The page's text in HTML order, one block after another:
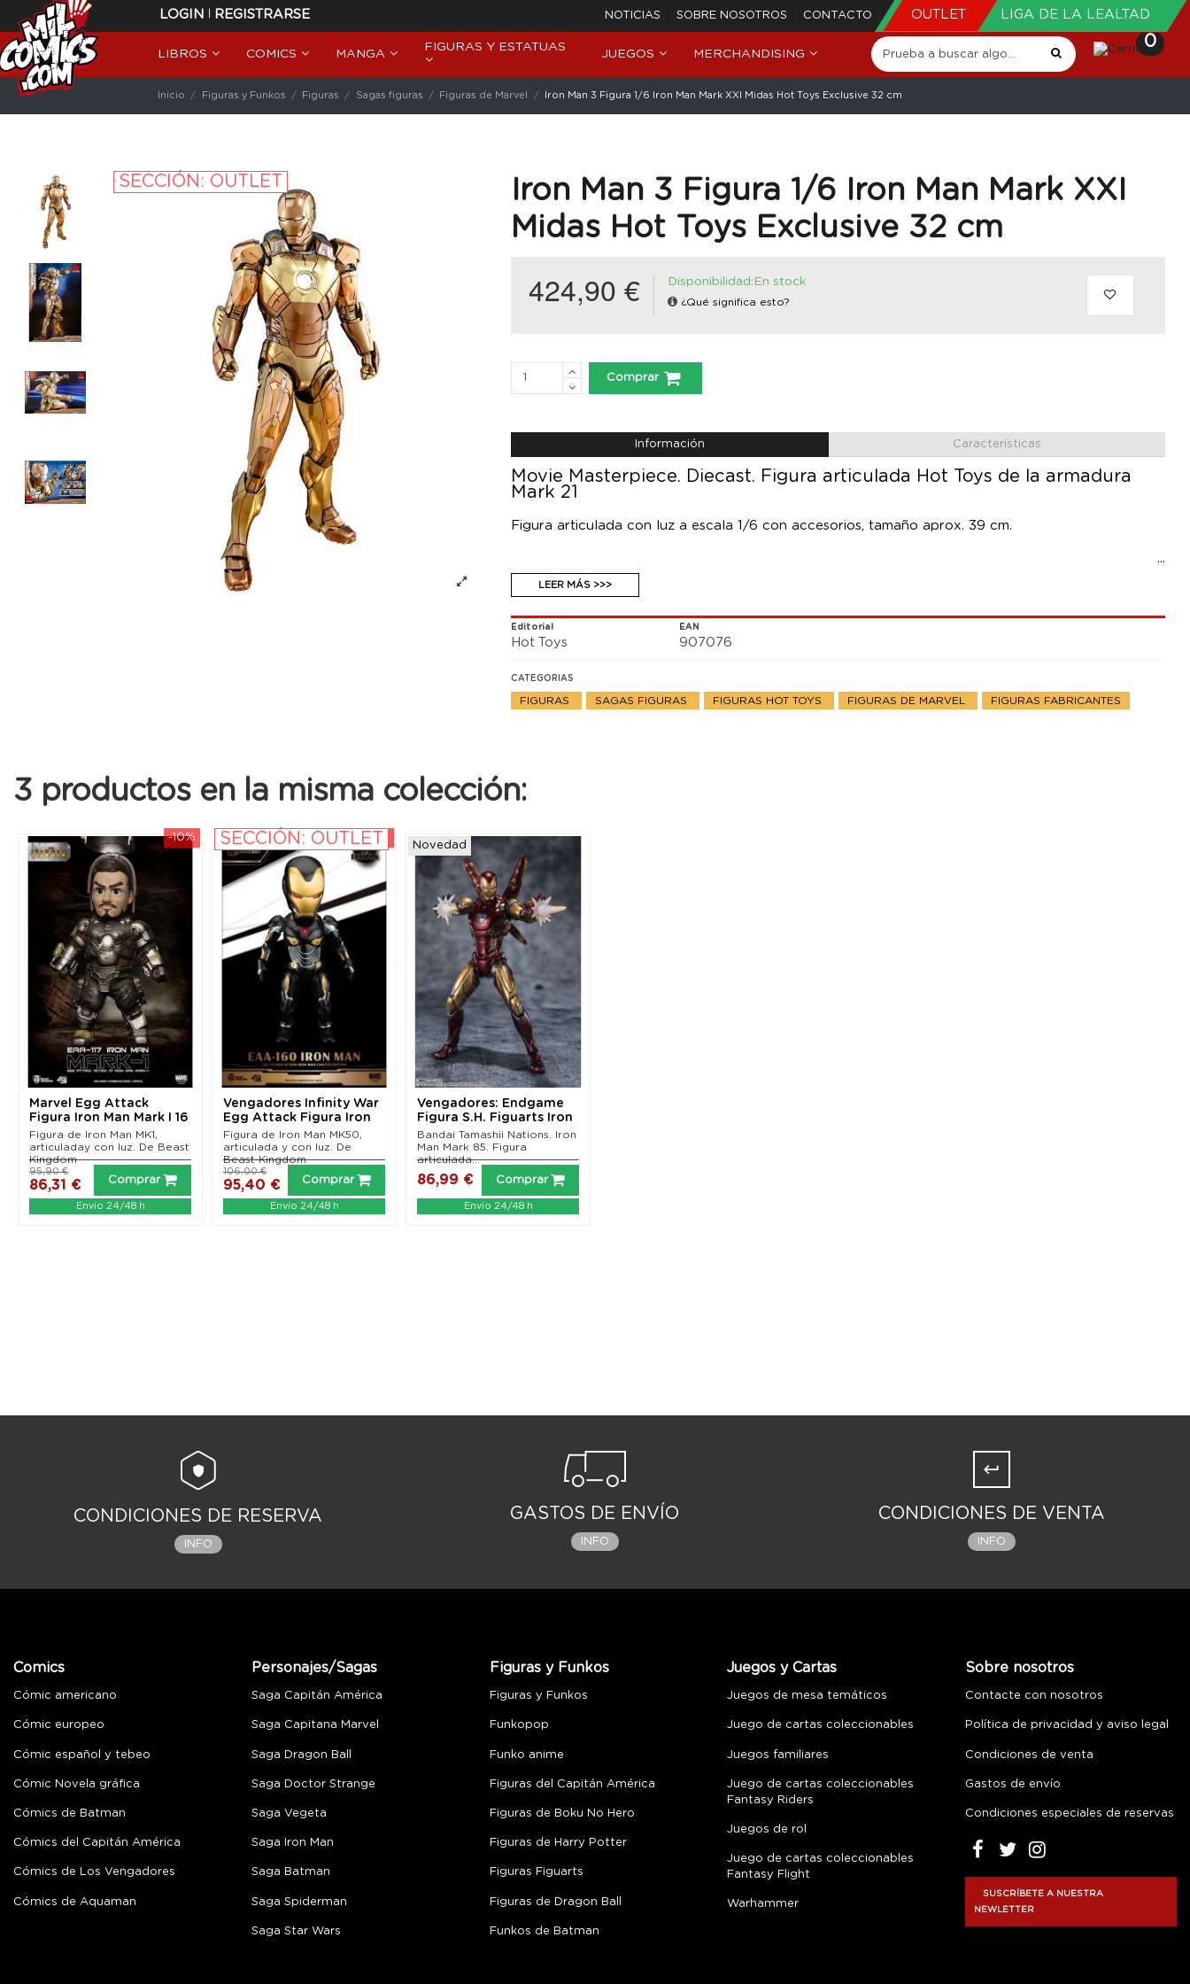
LOGIN | REGISTRARSE NOTICIAS SOBRE NOSOTROS CONTACTO OUTLET LIGA DE LA LEALTAD
LIBROS COMICS MANGA
FIGURAS Y ESTATUAS
JUEGOS MERCHANDISING
0
Inicio Figuras y Funkos Figuras Sagas figuras Figuras de Marvel Iron Man 3 Figura 1/6 Iron Man Mark XXI Midas Hot Toys Exclusive 32 cm
SECCIÓN: OUTLET
Iron Man 3 Figura 1/6 Iron Man Mark XXI
Midas Hot Toys Exclusive 32 cm
424,90 € Disponibilidad:En stock
¿Qué significa esto?
Comprar
Información Características
Movie Masterpiece. Diecast. Figura articulada Hot Toys de la armadura
Mark 21
Figura articulada con luz a escala 1/6 con accesorios, tamaño aprox. 39 cm.
LEER MÁS >>>
Editorial
Hot Toys
EAN
907076
CATEGORIAS
FIGURAS SAGAS FIGURAS FIGURAS HOT TOYS FIGURAS DE MARVEL FIGURAS FABRICANTES
3 productos en la misma colección:
-10%
Marvel Egg Attack
Figura Iron Man Mark I 16
cm
Figura de Iron Man MK1,
articuladay con luz. De Beast
Kingdom
86,31 €
95,90 €
Comprar
Envío 24/48 h
-10%
SECCIÓN: OUTLET
Vengadores Infinity War
Egg Attack Figura Iron
Man Mark 50...
Figura de Iron Man MK50,
articulada y con luz. De
Beast Kingdom
95,40 €
106,00 €
Comprar
Envío 24/48 h
Novedad
Vengadores: Endgame
Figura S.H. Figuarts Iron
Man Mark 85...
Bandai Tamashii Nations. Iron
Man Mark 85. Figura
articulada...
86,99 € Comprar
Envío 24/48 h
CONDICIONES DE RESERVA
INFO
GASTOS DE ENVÍO
INFO
CONDICIONES DE VENTA
INFO
Comics
Cómic americano
Cómic europeo
Cómic español y tebeo
Cómic Novela gráfica
Cómics de Batman
Cómics del Capitán América
Cómics de Los Vengadores
Cómics de Aquaman
Personajes/Sagas
Saga Capitán América
Saga Capitana Marvel
Saga Dragon Ball
Saga Doctor Strange
Saga Vegeta
Saga Iron Man
Saga Batman
Saga Spiderman
Saga Star Wars
Figuras y Funkos
Figuras y Funkos
Funkopop
Funko anime
Figuras del Capitán América
Figuras de Boku No Hero
Figuras de Harry Potter
Figuras Figuarts
Figuras de Dragon Ball
Funkos de Batman
Juegos y Cartas
Juegos de mesa temáticos
Juego de cartas coleccionables
Juegos familiares
Juego de cartas coleccionables
Fantasy Riders
Juegos de rol
Juego de cartas coleccionables
Fantasy Flight
Warhammer
Sobre nosotros
Contacte con nosotros
Política de privacidad y aviso legal
Condiciones de venta
Gastos de envío
Condiciones especiales de reservas
SUSCRÍBETE A NUESTRA
NEWLETTER